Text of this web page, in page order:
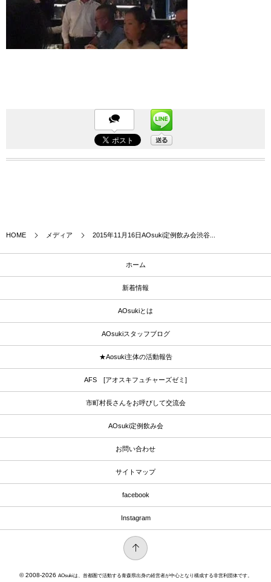
HOME メディア 2015年11月16日AOsuki定例飲み会渋谷...
ホーム
新着情報
AOsukiとは
AOsukiスタッフブログ
★Aosuki主体の活動報告
AFS [アオスキフュチャーズゼミ]
市町村長さんをお呼びして交流会
AOsuki定例飲み会
お問い合わせ
サイトマップ
facebook
Instagram
© 2008-2026 AOsukiは、首都圏で活動する青森県出身の経営者が中心となり構成する非営利団体です。